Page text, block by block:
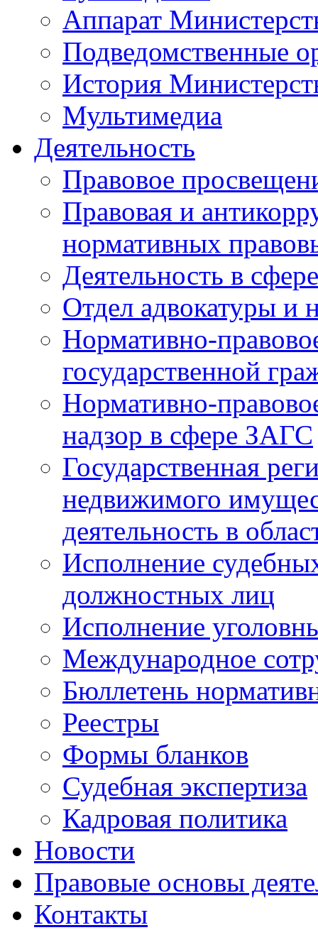
Аппарат
Подведомственные
История
Мультимедиа
Деятельность
Правовое
Правовая и
нормативных
Деятельность в
Отдел адвокатуры и
Нормативно-
государственной
Нормативно-
надзор в сфере ЗАГС
Государственная
недвижимого
деятельность в
Исполнение
должностных лиц
Исполнение
Международное
Бюллетень
Реестры
Формы бланков
Судебная экспертиза
Кадровая политика
Новости
Правовые основы
Контакты